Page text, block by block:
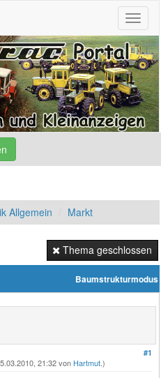
Allgemein Markt
Thema geschlossen
Baumstrukturmodus
#1
21:32 von Hartmut.)